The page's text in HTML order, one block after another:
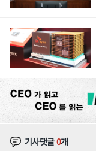
기사댓글0개